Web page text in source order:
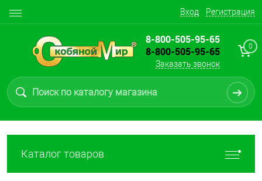
Вход Регистрация
8-800-505-95-65
8-800-505-95-65
Заказать звонок
0
Каталог товаров